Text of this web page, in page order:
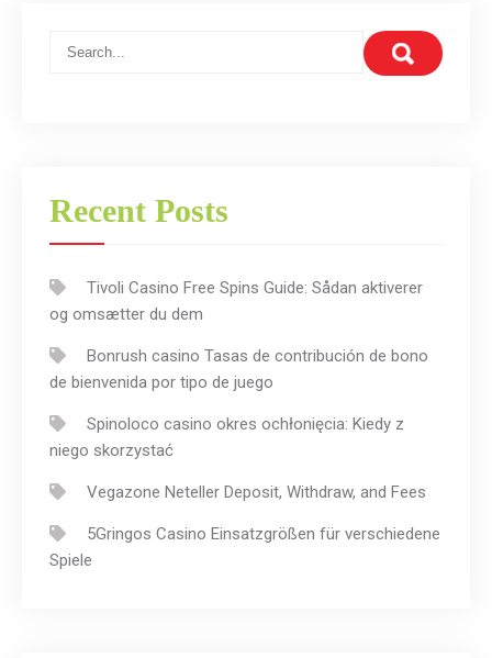
Recent Posts
Tivoli Casino Free Spins Guide: Sådan aktiverer
og omsætter du dem
Bonrush casino Tasas de contribución de bono
de bienvenida por tipo de juego
Spinoloco casino okres ochłonięcia: Kiedy z
niego skorzystać
Vegazone Neteller Deposit, Withdraw, and Fees
5Gringos Casino Einsatzgrößen für verschiedene
Spiele